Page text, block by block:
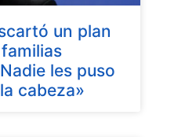
un plan
les puso
cabeza»